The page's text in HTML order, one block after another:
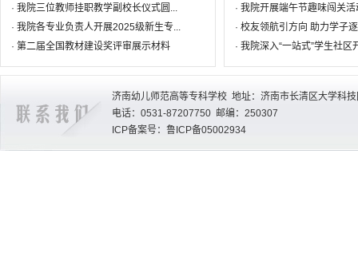
· 我院三位教师挂职教学副校长仪式圆...
· 我院各专业负责人开展2025级新生专...
· 第二届全国教材建设奖评审展示材料
· 我院开展端午节趣味闯关活
· 校友领航引方向 助力学子
· 我院深入“一站式”学生社区
济南幼儿师范高等专科学校 地址：济南市长清区大学科
电话：0531-87207750 邮编：250307
ICP备案号：鲁ICP备05002934